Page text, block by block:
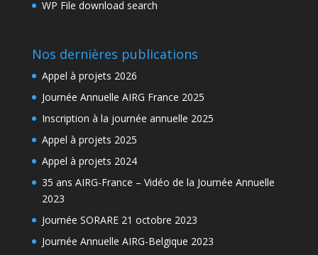
WP File download search
Nos dernières publications
Appel à projets 2026
Journée Annuelle AIRG France 2025
Inscription à la journée annuelle 2025
Appel à projets 2025
Appel à projets 2024
35 ans AIRG-France – Vidéo de la Journée Annuelle
2023
Journée SORARE 21 octobre 2023
Journée Annuelle AIRG-Belgique 2023